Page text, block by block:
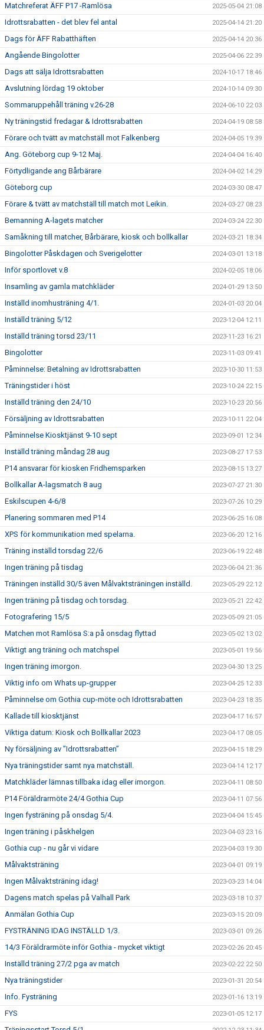
Matchreferat ÄFF P17 -Ramlösa 2025-05-04 21:08
Idrottsrabatten - det blev fel antal 2025-04-14 21:20
Dags för ÄFF Rabatthäften 2025-04-14 20:36
Angående Bingolotter 2025-04-06 22:39
Dags att sälja Idrottsrabatten 2024-10-17 18:46
Avslutning lördag 19 oktober 2024-10-14 09:30
Sommaruppehåll träning v.26-28 2024-06-10 22:03
Ny träningstid fredagar & Idrottsrabatten 2024-04-19 08:58
Förare och tvätt av matchställ mot Falkenberg 2024-04-05 19:39
Ang. Göteborg cup 9-12 Maj. 2024-04-04 16:40
Förtydligande ang Bårbärare 2024-04-02 14:29
Göteborg cup 2024-03-30 08:47
Förare & tvätt av matchställ till match mot Leikin. 2024-03-27 08:23
Bemanning A-lagets matcher 2024-03-24 22:30
Samåkning till matcher, Bårbärare, kiosk och bollkallar 2024-03-21 18:34
Bingolotter Påskdagen och Sverigelotter 2024-03-01 13:18
Inför sportlovet v.8 2024-02-05 18:06
Insamling av gamla matchkläder 2024-01-29 13:50
Inställd inomhusträning 4/1. 2024-01-03 20:04
Inställd träning 5/12 2023-12-04 12:11
Inställd träning torsd 23/11 2023-11-23 16:21
Bingolotter 2023-11-03 09:41
Påminnelse: Betalning av Idrottsrabatten 2023-10-30 11:53
Träningstider i höst 2023-10-24 22:15
Inställd träning den 24/10 2023-10-23 20:56
Försäljning av Idrottsrabatten 2023-10-11 22:04
Påminnelse Kiosktjänst 9-10 sept 2023-09-01 12:34
Inställd träning måndag 28 aug 2023-08-27 17:53
P14 ansvarar för kiosken Fridhemsparken 2023-08-15 13:27
Bollkallar A-lagsmatch 8 aug 2023-07-27 21:30
Eskilscupen 4-6/8 2023-07-26 10:29
Planering sommaren med P14 2023-06-25 16:08
XPS för kommunikation med spelarna. 2023-06-20 12:16
Träning inställd torsdag 22/6 2023-06-19 22:48
Ingen träning på tisdag 2023-06-04 21:36
Träningen inställd 30/5 även Målvaktsträningen inställd. 2023-05-29 22:12
Ingen träning på tisdag och torsdag. 2023-05-21 22:42
Fotografering 15/5 2023-05-09 21:05
Matchen mot Ramlösa S:a på onsdag flyttad 2023-05-02 13:02
Viktigt ang träning och matchspel 2023-05-01 19:56
Ingen träning imorgon. 2023-04-30 13:25
Viktig info om Whats up-grupper 2023-04-25 12:33
Påminnelse om Gothia cup-möte och Idrottsrabatten 2023-04-23 18:35
Kallade till kiosktjänst 2023-04-17 16:57
Viktiga datum: Kiosk och Bollkallar 2023 2023-04-17 08:05
Ny försäljning av ”Idrottsrabatten” 2023-04-15 18:29
Nya träningstider samt nya matchställ. 2023-04-14 12:17
Matchkläder lämnas tillbaka idag eller imorgon. 2023-04-11 08:50
P14 Föräldrarmöte 24/4 Gothia Cup 2023-04-11 07:56
Ingen fysträning på onsdag 5/4. 2023-04-04 15:45
Ingen träning i påskhelgen 2023-04-03 23:16
Gothia cup - nu går vi vidare 2023-04-03 19:30
Målvaktsträning 2023-04-01 09:19
Ingen Målvaktsträning idag! 2023-03-23 14:04
Dagens match spelas på Valhall Park 2023-03-18 10:37
Anmälan Gothia Cup 2023-03-15 20:09
FYSTRÄNING IDAG INSTÄLLD 1/3. 2023-03-01 09:26
14/3 Föräldrarmöte inför Gothia - mycket viktigt 2023-02-26 20:45
Inställd träning 27/2 pga av match 2023-02-22 22:50
Nya träningstider 2023-01-31 20:54
Info. Fysträning 2023-01-16 13:19
FYS 2023-01-05 12:17